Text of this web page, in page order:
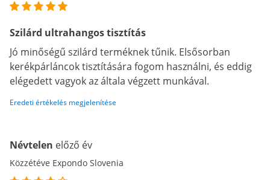
Szilárd ultrahangos tisztítás
Jó minőségű szilárd terméknek tűnik. Elsősorban
kerékpárláncok tisztítására fogom használni, és eddig
elégedett vagyok az általa végzett munkával.
Eredeti értékelés megjelenítése
Névtelen előző év
Közzétéve Expondo Slovenia